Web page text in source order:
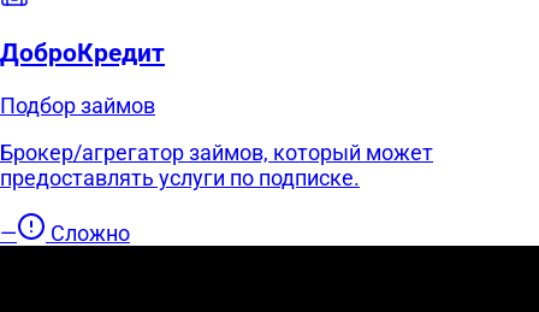
ДоброКредит
Подбор займов
Брокер/агрегатор займов, который может
предоставлять услуги по подписке.
— Сложно